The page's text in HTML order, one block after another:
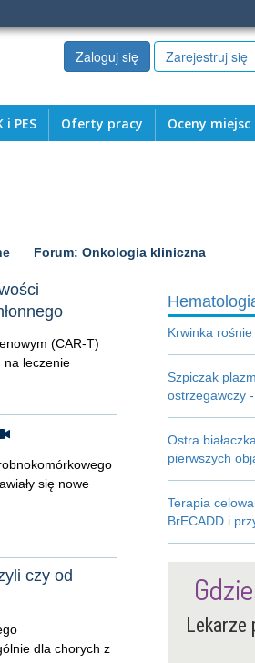
Zaloguj się Zarejestruj się
i PES Oferty pracy Oceny miejsc
Forum: Onkologia kliniczna
(CAR-T)
na leczenie
się nowe
czy od
dla chorych z
Krwinka
Szpiczak
ostrzegawczy
Ostra
pierwszych
Terapia
BrECADD i
Lekarze